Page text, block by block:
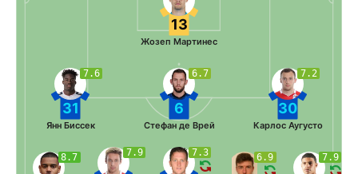
13
Жозеп Мартинес
7.2
30
Карлос Аугусто
6.7
6
Стефан де Врей
7.6
31
Янн Биссек
7.9
6.9
7.3
7.9
8.7